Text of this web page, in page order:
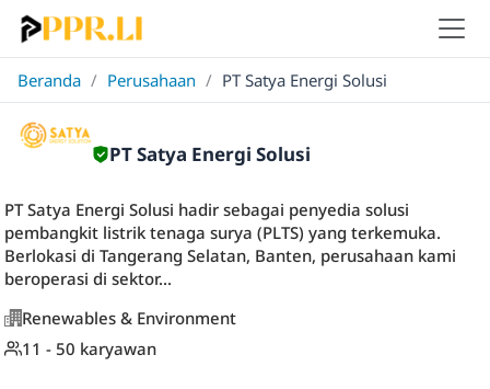
Beranda / Perusahaan / PT Satya Energi Solusi
PT Satya Energi Solusi
PT Satya Energi Solusi hadir sebagai penyedia solusi
pembangkit listrik tenaga surya (PLTS) yang terkemuka.
Berlokasi di Tangerang Selatan, Banten, perusahaan kami
beroperasi di sektor...
Renewables & Environment
11 - 50 karyawan